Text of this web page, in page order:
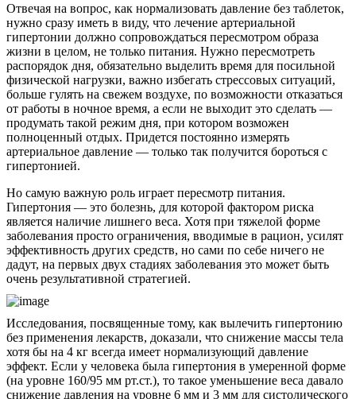
Отвечая на вопрос, как нормализовать давление без таблеток,
нужно сразу иметь в виду, что лечение артериальной
гипертонии должно сопровождаться пересмотром образа
жизни в целом, не только питания. Нужно пересмотреть
распорядок дня, обязательно выделить время для посильной
физической нагрузки, важно избегать стрессовых ситуаций,
больше гулять на свежем воздухе, по возможности отказаться
от работы в ночное время, а если не выходит это сделать —
продумать такой режим дня, при котором возможен
полноценный отдых. Придется постоянно измерять
артериальное давление — только так получится бороться с
гипертонией.
Но самую важную роль играет пересмотр питания.
Гипертония — это болезнь, для которой фактором риска
является наличие лишнего веса. Хотя при тяжелой форме
заболевания просто ограничения, вводимые в рацион, усилят
эффективность других средств, но сами по себе ничего не
дадут, на первых двух стадиях заболевания это может быть
очень результативной стратегией.
Исследования, посвященные тому, как вылечить гипертонию
без применения лекарств, доказали, что снижение массы тела
хотя бы на 4 кг всегда имеет нормализующий давление
эффект. Если у человека была гипертония в умеренной форме
(на уровне 160/95 мм рт.ст.), то такое уменьшение веса давало
снижение давления на уровне 6 мм и 3 мм для систолического